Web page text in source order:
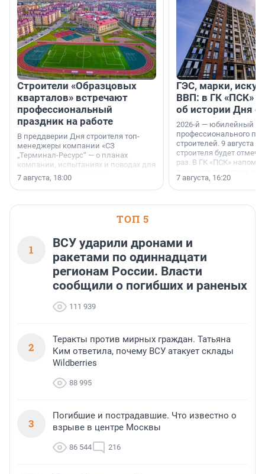
Строители «Образцовых
кварталов» встречают
профессиональный
праздник на работе
В преддверии Дня строителя топ-
менеджеры компании «СЗ
„Терминал-Ресурс“ — о планах
компании, испытаниях и поводах для
осторожного оптимизма.
7 августа, 18:00
ГЭС, марки,
ВВП: в ГК «ПСК»
об истории Дня
2026-й — юбилейный
профессионального
строителей. 9 августа
строителя будет
раз. В ГК «ПСК»
поменялась роль
7 августа, 16:20
ТОП 5
1
ВСУ ударили дронами и
ракетами по одиннадцати
регионам России. Власти
сообщили о погибших и раненых
111 939
2
Теракты против мирных граждан. Татьяна
Ким ответила, почему ВСУ атакует склады
Wildberries
88 995
3
Погибшие и пострадавшие. Что известно о
взрыве в центре Москвы
86 544 216